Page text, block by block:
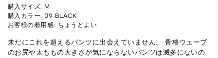
購入サイズ: M
購入カラー: 09 BLACK
お客様の着用感: ちょうどよい
未だにこれを超えるパンツに出会えていません。 骨格ウェーブ
のお尻や太ももの大きさが気にならないパンツは滅多にないの